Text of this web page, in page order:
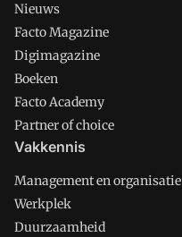
Nieuws
Facto Magazine
Digimagazine
Boeken
Facto Academy
Partner of choice
Vakkennis
Management en organisatie
Werkplek
Duurzaamheid